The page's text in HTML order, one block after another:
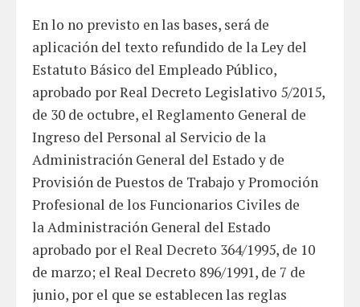
En lo no previsto en las bases, será de
aplicación del texto refundido de la Ley del
Estatuto Básico del Empleado Público,
aprobado por Real Decreto Legislativo 5/2015,
de 30 de octubre, el Reglamento General de
Ingreso del Personal al Servicio de la
Administración General del Estado y de
Provisión de Puestos de Trabajo y Promoción
Profesional de los Funcionarios Civiles de
la Administración General del Estado
aprobado por el Real Decreto 364/1995, de 10
de marzo; el Real Decreto 896/1991, de 7 de
junio, por el que se establecen las reglas